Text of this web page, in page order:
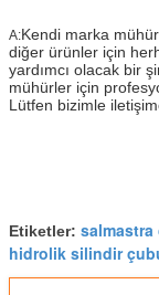
A:Kendi marka
diğer ürünler için
yardımcı olacak bir
mühürler için
Lütfen bizimle
Etiketler: salmastra
hidrolik silindir